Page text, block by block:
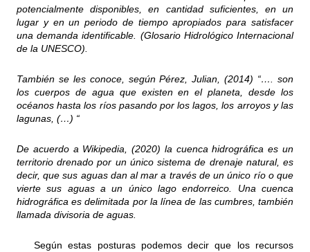
potencialmente disponibles, en cantidad suficientes, en un
lugar y en un periodo de tiempo apropiados para satisfacer
una demanda identificable. (Glosario Hidrológico Internacional
de la UNESCO).
También se les conoce, según Pérez, Julian, (2014) “…. son
los cuerpos de agua que existen en el planeta, desde los
océanos hasta los ríos pasando por los lagos, los arroyos y las
lagunas, (…) “
De acuerdo a Wikipedia, (2020) la cuenca hidrográfica es un
territorio drenado por un único sistema de drenaje natural, es
decir, que sus aguas dan al mar a través de un único río o que
vierte sus aguas a un único lago endorreico. Una cuenca
hidrográfica es delimitada por la línea de las cumbres, también
llamada divisoria de aguas.
Según estas posturas podemos decir que los recursos